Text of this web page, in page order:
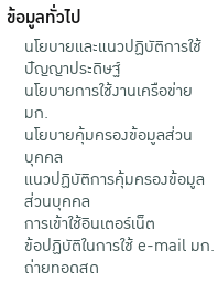
ข้อมูลทั่วไป
นโยบายและแนวปฏิบัติการใช้
ปัญญาประดิษฐ์
นโยบายการใช้งานเครือข่าย
มก.
นโยบายคุ้มครองข้อมูลส่วน
บุคคล
แนวปฏิบัติการคุ้มครองข้อมูล
ส่วนบุคคล
การเข้าใช้อินเตอร์เน็ต
ข้อปฏิบัติในการใช้ e-mail มก.
ถ่ายทอดสด